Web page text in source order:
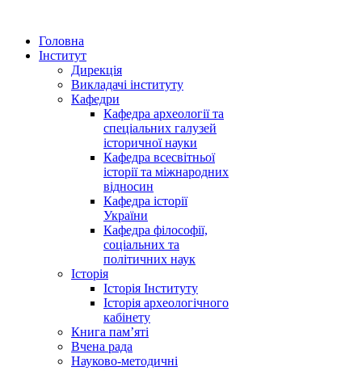
Головна
Інститут
Дирекція
Викладачі інституту
Кафедри
Кафедра археології та
спеціальних галузей
історичної науки
Кафедра всесвітньої
історії та міжнародних
відносин
Кафедра історії
України
Кафедра філософії,
соціальних та
політичних наук
Історія
Історія Інституту
Історія археологічного
кабінету
Книга памʼяті
Вчена рада
Науково-методичні